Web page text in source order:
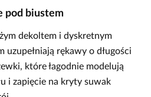
pod biustem
dekoltem i dyskretnym
uzupełniają rękawy o długości
które łagodnie modelują
i zapięcie na kryty suwak